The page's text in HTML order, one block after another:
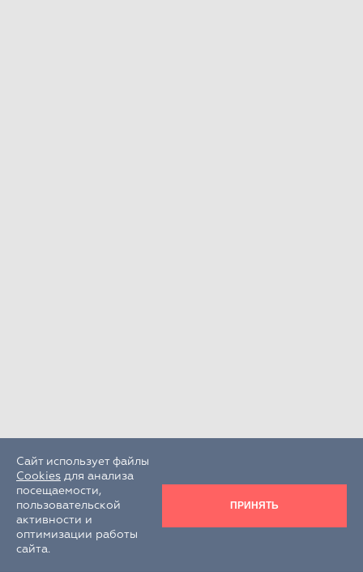
Сайт использует файлы
Cookies для анализа
посещаемости,
пользовательской
активности и
оптимизации работы
сайта.
ПРИНЯТЬ